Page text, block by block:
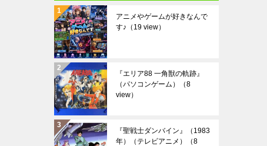
アニメやゲームが好きなんで
す♪ （19 view）
『エリア88 一角獣の軌跡』
（パソコンゲーム）
（8
view）
『聖戦士ダンバイン』（1983
年）（テレビアニメ）
（8